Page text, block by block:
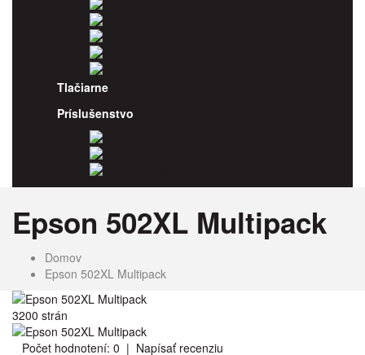
Tlačiarne
Príslušenstvo
Epson 502XL Multipack
Domov
Epson 502XL Multipack
3200 strán
Počet hodnotení: 0 | Napísať recenziu